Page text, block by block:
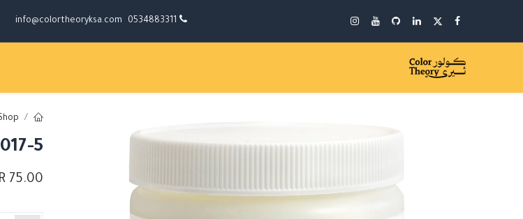
0534883311
info@colortheoryksa.com
#3017-5 قولدن جل
75.00